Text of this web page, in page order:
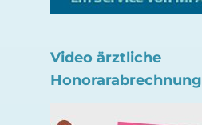
4. August 2026
Video ärztliche
Honorarabrechnung